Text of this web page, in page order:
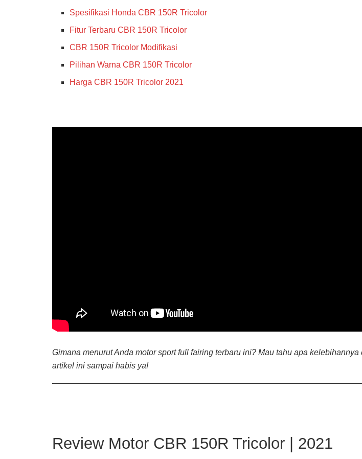
Spesifikasi Honda CBR 150R Tricolor
Fitur Terbaru CBR 150R Tricolor
CBR 150R Tricolor Modifikasi
Pilihan Warna CBR 150R Tricolor
Harga CBR 150R Tricolor 2021
Gimana menurut Anda motor sport full fairing terbaru ini? Mau tahu apa
artikel ini sampai habis ya!
Review Motor CBR 150R Tricolor | 2021